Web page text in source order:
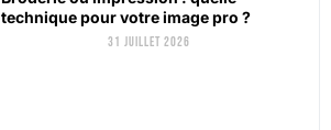
technique pour votre image pro ?
31 juillet 2026